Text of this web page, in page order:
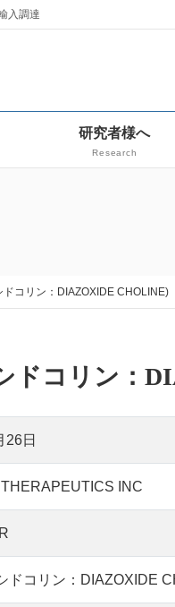
入調達
研究者様へ
Research
コリン：DIAZOXIDE CHOLINE)
ドコリン：
26日
INC
ドコリン：DIAZOXIDE